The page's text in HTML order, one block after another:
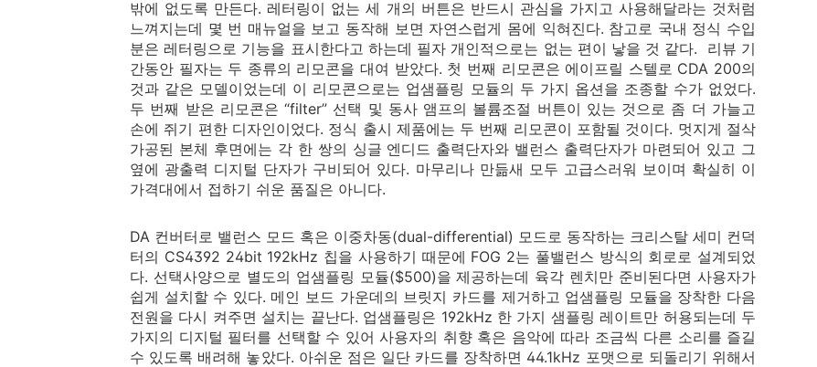
밖에 없도록 만든다. 레터링이 없는 세 개의 버튼은 반드시 관심을 가지고 사용해달라는 것처럼
느껴지는데 몇 번 매뉴얼을 보고 동작해 보면 자연스럽게 몸에 익혀진다. 참고로 국내 정식 수입
분은 레터링으로 기능을 표시한다고 하는데 필자 개인적으로는 없는 편이 낳을 것 같다. 리뷰 기
간동안 필자는 두 종류의 리모콘을 대여 받았다. 첫 번째 리모콘은 에이프릴 스텔로 CDA 200의
것과 같은 모델이었는데 이 리모콘으로는 업샘플링 모듈의 두 가지 옵션을 조종할 수가 없었다.
두 번째 받은 리모콘은 “filter” 선택 및 동사 앰프의 볼륨조절 버튼이 있는 것으로 좀 더 가늘고
손에 쥐기 편한 디자인이었다. 정식 출시 제품에는 두 번째 리모콘이 포함될 것이다. 멋지게 절삭
가공된 본체 후면에는 각 한 쌍의 싱글 엔디드 출력단자와 밸런스 출력단자가 마련되어 있고 그
옆에 광출력 디지털 단자가 구비되어 있다. 마무리나 만듦새 모두 고급스러워 보이며 확실히 이
가격대에서 접하기 쉬운 품질은 아니다.
DA 컨버터로 밸런스 모드 혹은 이중차동(dual-differential) 모드로 동작하는 크리스탈 세미 컨덕
터의 CS4392 24bit 192kHz 칩을 사용하기 때문에 FOG 2는 풀밸런스 방식의 회로로 설계되었
다. 선택사양으로 별도의 업샘플링 모듈($500)을 제공하는데 육각 렌치만 준비된다면 사용자가
쉽게 설치할 수 있다. 메인 보드 가운데의 브릿지 카드를 제거하고 업샘플링 모듈을 장착한 다음
전원을 다시 켜주면 설치는 끝난다. 업샘플링은 192kHz 한 가지 샘플링 레이트만 허용되는데 두
가지의 디지털 필터를 선택할 수 있어 사용자의 취향 혹은 음악에 따라 조금씩 다른 소리를 즐길
수 있도록 배려해 놓았다. 아쉬운 점은 일단 카드를 장착하면 44.1kHz 포맷으로 되돌리기 위해서